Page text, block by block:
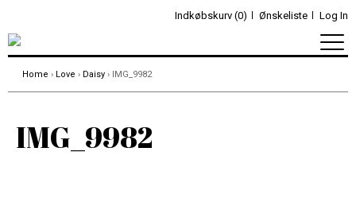
Indkøbskurv (0) Ønskeliste Log In
Home › Love › Daisy › IMG_9982
IMG_9982